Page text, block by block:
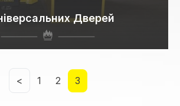
Дверей
< 1 2 3